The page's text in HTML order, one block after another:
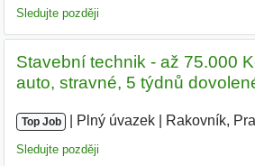
Sledujte později
Stavební technik - až 75.000
auto, stravné, 5 týdnů
Top Job Plný úvazek Rakovník,
Sledujte později